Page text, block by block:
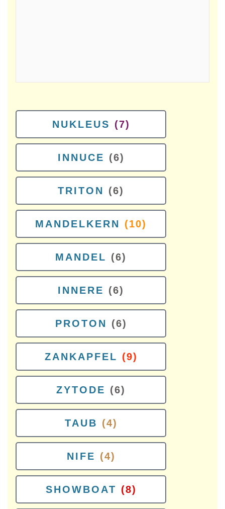
NUKLEUS (7)
INNUCE (6)
TRITON (6)
MANDELKERN (10)
MANDEL (6)
INNERE (6)
PROTON (6)
ZANKAPFEL (9)
ZYTODE (6)
TAUB (4)
NIFE (4)
SHOWBOAT (8)